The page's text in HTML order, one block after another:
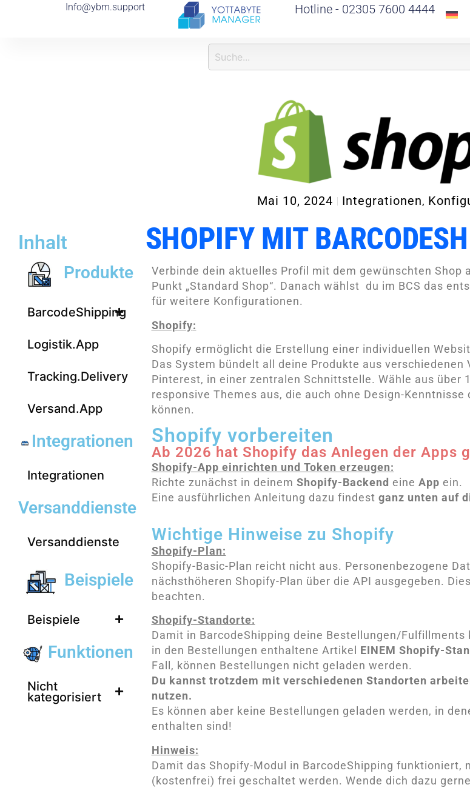
Info@ybm.support Hotline - 02305 7600 4444
Mai 10, 2024 Integrationen,
Inhalt
Produkte
BarcodeShipping
Logistik.App
Tracking.Delivery
Versand.App
Integrationen
Integrationen
Versanddienste
Versanddienste
Beispiele
Beispiele
Funktionen
Nicht
kategorisiert
SHOPIFY MIT
Verbinde dein aktuelles Profil mit dem gewünschten Shop
Punkt „Standard Shop“. Danach wählst du im BCS das
für weitere Konfigurationen.
Shopify:
Shopify ermöglicht die Erstellung einer individuellen
Das System bündelt all deine Produkte aus
Pinterest, in einer zentralen Schnittstelle. Wähle aus über
responsive Themes aus, die auch ohne Design-
können.
Shopify vorbereiten
Ab 2026 hat Shopify das Anlegen der Apps
Shopify-App einrichten und Token erzeugen:
Richte zunächst in deinem Shopify-Backend eine App ein.
Eine ausführlichen Anleitung dazu findest ganz unten auf
Wichtige Hinweise zu Shopify
Shopify-Plan:
Shopify-Basic-Plan reicht nicht aus. Personenbezogene
nächsthöheren Shopify-Plan über die API ausgegeben.
beachten.
Shopify-Standorte:
Damit in BarcodeShipping deine Bestellungen/
in den Bestellungen enthaltene Artikel EINEM Shopify-
Fall, können Bestellungen nicht geladen werden.
Du kannst trotzdem mit verschiedenen Standorten
nutzen.
Es können aber keine Bestellungen geladen werden, in
enthalten sind!
Hinweis:
Damit das Shopify-Modul in BarcodeShipping funktioniert,
(kostenfrei) frei geschaltet werden. Wende dich dazu